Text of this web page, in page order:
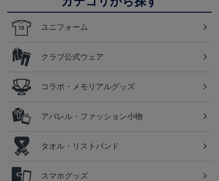
ユニフォーム
クラブ公式ウェア
コラボ・メモリアルグッズ
アパレル・ファッション小物
タオル・リストバンド
スマホグッズ